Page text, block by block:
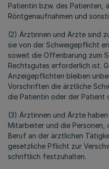
Patientin bzw. des Patienten,
Röntgenaufnahmen und
(2) Ärztinnen und Ärzte sind
sie von der Schweigepflicht
soweit die Offenbarung zum
Rechtsgutes erforderlich ist.
Anzeigepflichten bleiben
Vorschriften die ärztliche
die Patientin oder der Patient
(3) Ärztinnen und Ärzte
Mitarbeiter und die
Beruf an der ärztlichen
gesetzliche Pflicht zur
schriftlich festzuhalten.